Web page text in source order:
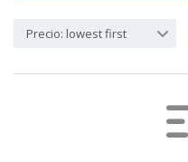
Precio: lowest first